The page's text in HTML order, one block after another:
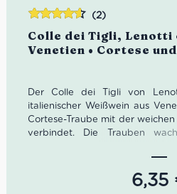
Colle dei Tigli, Lenotti
Venetien • Cortese
(2)
Der Colle dei Tigli von
italienischer Weißwein aus
Cortese-Traube mit der
verbindet. Die Trauben
traditionsreichsten
Glas zeigt sich dieser
grünlichen Reflexen. Das6,35
Bewertet
mit4.50
von 5